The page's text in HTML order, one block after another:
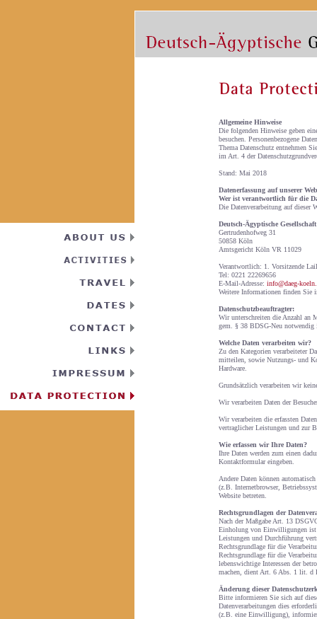
Allgemeine Hinweise
Die folgenden Hinweise geben
besuchen. Personenbezogene
Thema Datenschutz entnehmen
im Art. 4 der
Stand: Mai 2018
Datenerfassung auf unserer
Wer ist verantwortlich für die
Die Datenverarbeitung auf dieser
Deutsch-Ägyptische
Gertrudenhofweg 31
50858 Köln
Amtsgericht Köln VR 11029
Verantwortlich: 1. Vorsitzende
Tel: 0221 22269656
E-Mail-Adresse: info@daeg-
Weitere Informationen finden Sie
Datenschutzbeauftragter:
Wir unterschreiten die Anzahl an
gem. § 38 BDSG-Neu notwendig
Welche Daten verarbeiten wir?
Zu den Kategorien verarbeiteter
mitteilen, sowie Nutzungs- und
Hardware.
Grundsätzlich verarbeiten wir
Wir verarbeiten Daten der
Wir verarbeiten die erfassten
vertraglicher Leistungen und zur
Wie erfassen wir Ihre Daten?
Ihre Daten werden zum einen
Kontaktformular eingeben.
Andere Daten können
(z.B. Internetbrowser,
Website betreten.
Rechtsgrundlagen der
Nach der Maßgabe Art. 13
Einholung von Einwilligungen ist
Leistungen und Durchführung
Rechtsgrundlage für die
Rechtsgrundlage für die
lebenswichtige Interessen der
machen, dient Art. 6 Abs. 1 lit. d
Änderung dieser
Bitte informieren Sie sich auf
Datenverarbeitungen dies
(z.B. eine Einwilligung),